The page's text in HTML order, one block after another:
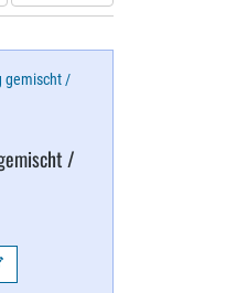
/